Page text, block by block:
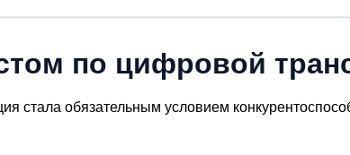
по цифровой
стала обязательным условием